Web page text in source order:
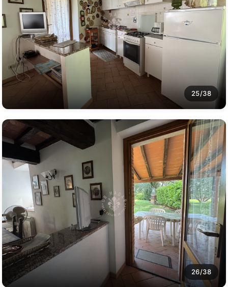
25/38
26/38